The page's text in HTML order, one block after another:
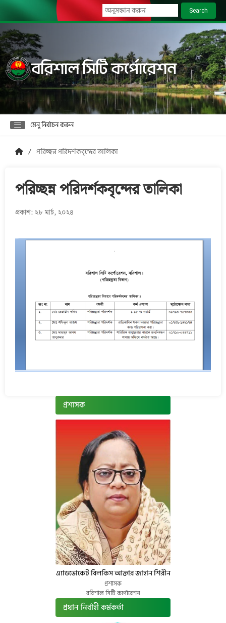
Search
বরিশাল সিটি কর্পোরেশন
মেনু নির্বাচন করুন
পরিচ্ছন্ন পরিদর্শকবৃন্দের তালিকা
পরিচ্ছন্ন পরিদর্শকবৃন্দের তালিকা
প্রকাশ: ২৮ মার্চ, ২০২৪
প্রশাসক
এ্যাডভোকেট বিলকিস আক্তার জাহান শিরীন
প্রশাসক
বরিশাল সিটি কর্পোরেশন
প্রধান নির্বাহী কর্মকর্তা